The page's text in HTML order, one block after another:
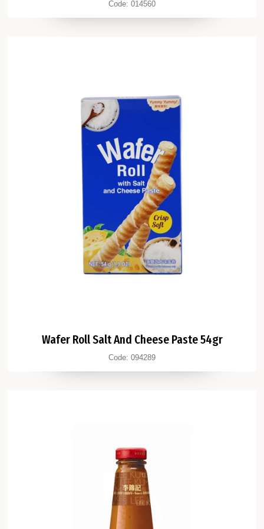
Code: 014560
Wafer Roll Salt And Cheese Paste 54gr
Code: 094289